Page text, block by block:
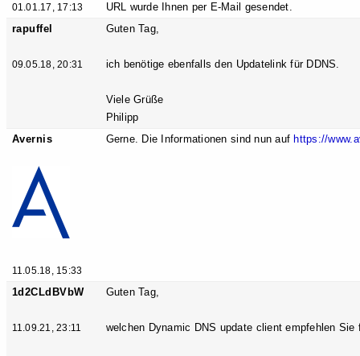
01.01.17, 17:13
URL wurde Ihnen per E-Mail gesendet.
rapuffel
09.05.18, 20:31
Guten Tag,
ich benötige ebenfalls den Updatelink für DDNS.
Viele Grüße
Philipp
Avernis
11.05.18, 15:33
Gerne. Die Informationen sind nun auf https://
1d2CLdBVbW
11.09.21, 23:11
Guten Tag,
welchen Dynamic DNS update client empfehlen Sie